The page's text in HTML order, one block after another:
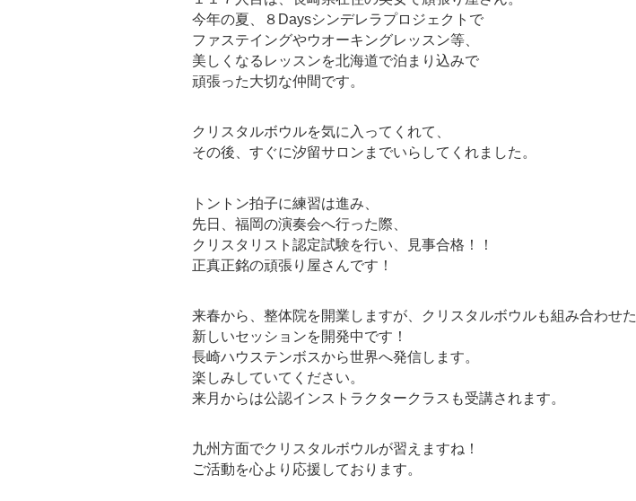
今年の夏、８Daysシンデレラプロジェクトで
ファステイングやウオーキングレッスン等、
美しくなるレッスンを北海道で泊まり込みで
頑張った大切な仲間です。
クリスタルボウルを気に入ってくれて、
その後、すぐに汐留サロンまでいらしてくれました。
トントン拍子に練習は進み、
先日、福岡の演奏会へ行った際、
クリスタリスト認定試験を行い、見事合格！！
正真正銘の頑張り屋さんです！
来春から、整体院を開業しますが、クリスタルボウルも組み合わせた
新しいセッションを開発中です！
長崎ハウステンボスから世界へ発信します。
楽しみしていてください。
来月からは公認インストラクタークラスも受講されます。
九州方面でクリスタルボウルが習えますね！
ご活動を心より応援しております。